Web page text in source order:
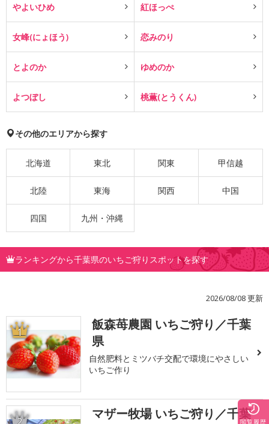
やよいひめ 紅ほっぺ
女峰(にょほう) 恋みのり
とよのか ゆめのか
よつぼし 桃薫(とうくん)
その他のエリアから探す
北海道 東北 関東 甲信越
北陸 東海 関西 中国
四国 九州・沖縄
ランキングから千葉県のいちご狩りスポットを探す
2026/08/08 更新
1
飯森苺農園 いちご狩り／千葉
県
自然肥料とミツバチ交配で環境にやさしい
いちご作り
マザー牧場 いちご狩り／千葉閲覧履歴